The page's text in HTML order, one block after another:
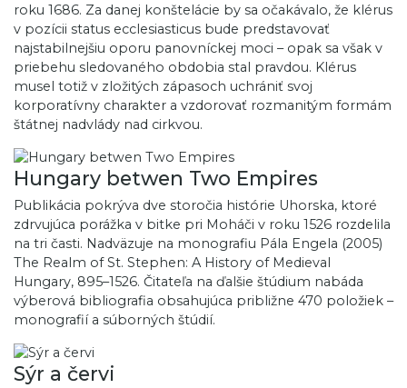
roku 1686. Za danej konštelácie by sa očakávalo, že klérus
v pozícii status ecclesiasticus bude predstavovať
najstabilnejšiu oporu panovníckej moci – opak sa však v
priebehu sledovaného obdobia stal pravdou. Klérus
musel totiž v zložitých zápasoch uchrániť svoj
korporatívny charakter a vzdorovať rozmanitým formám
štátnej nadvlády nad cirkvou.
Hungary betwen Two Empires
Publikácia pokrýva dve storočia histórie Uhorska, ktoré
zdrvujúca porážka v bitke pri Moháči v roku 1526 rozdelila
na tri časti. Nadväzuje na monografiu Pála Engela (2005)
The Realm of St. Stephen: A History of Medieval
Hungary, 895–1526. Čitateľa na ďalšie štúdium nabáda
výberová bibliografia obsahujúca približne 470 položiek –
monografií a súborných štúdií.
Sýr a červi